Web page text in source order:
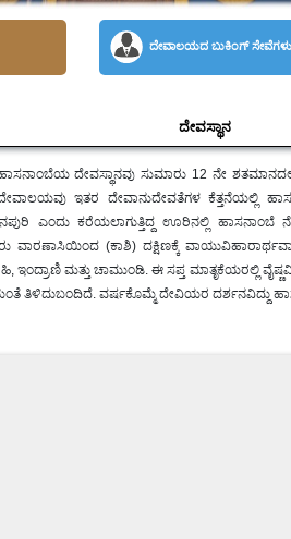
ದೇವಾಲಯದ ಬುಕಿಂಗ್ ಸೇವೆಗಳು
ದೇವಸ್ಥಾನ
ದೇವಸ್ಥಾನವು ಸುಮಾರು 12 ನೇ
ಇತರ ದೇವಾನುದೇವತೆಗಳ ಕೆತ್ತನೆಯಲ್ಲಿ
ಎಂದು ಕರೆಯಲಾಗುತ್ತಿದ್ದ ಊರಿನಲ್ಲಿ
ವಾರಣಾಸಿಯಿಂದ (ಕಾಶಿ) ದಕ್ಷಿಣಕ್ಕೆ
ಇಂದ್ರಾಣಿ ಮತ್ತು ಚಾಮುಂಡಿ. ಈ ಸಪ್ತ ಮಾತೃಕೆಯರಲ್ಲಿ
ತಿಳಿದುಬಂದಿದೆ. ವರ್ಷಕೊಮ್ಮೆ ದೇವಿಯರ ದರ್ಶನವಿದ್ದು